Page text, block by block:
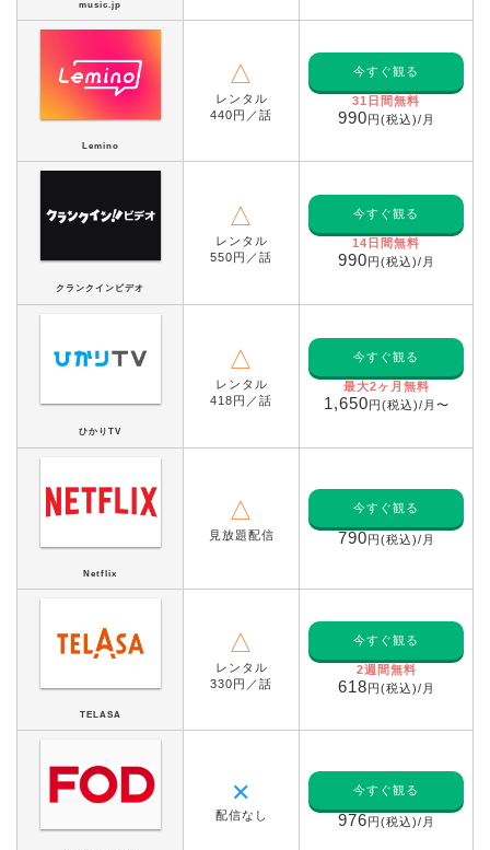
music.jp
Lemino
△
レンタル
440円／話
今すぐ観る
31日間無料
990円(税込)/月
クランクインビデオ
△
レンタル
550円／話
今すぐ観る
14日間無料
990円(税込)/月
ひかりTV
△
レンタル
418円／話
今すぐ観る
最大2ヶ月無料
1,650円(税込)/月〜
Netflix
△
見放題配信
今すぐ観る
790円(税込)/月
TELASA
△
レンタル
330円／話
今すぐ観る
2週間無料
618円(税込)/月
✕
配信なし
今すぐ観る
976円(税込)/月